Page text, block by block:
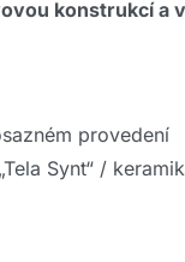
konstrukcí
provedení
Synt“ /